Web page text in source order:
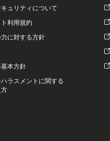
ュリティについて
利用規約
に対する方針
本方針
ラスメントに関する